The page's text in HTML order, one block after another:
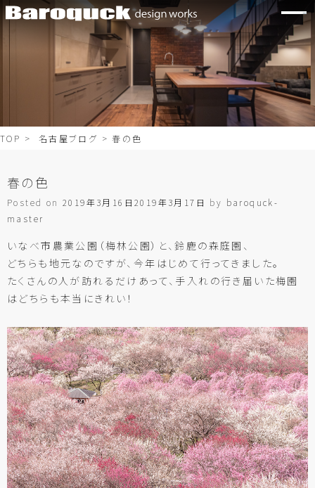
TOP > 名古屋ブログ > 春の色
春の色
Posted on2019年3月16日2019年3月17日 by baroquck-
master
いなべ市農業公園（梅林公園）と、鈴鹿の森庭園、
どちらも地元なのですが、今年はじめて行ってきました。
たくさんの人が訪れるだけあって、手入れの行き届いた梅園
はどちらも本当にきれい！